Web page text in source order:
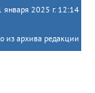
января 2025 г. 12:14
из архива редакции